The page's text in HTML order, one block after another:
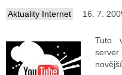
RADIA
RÁDIÍ
RÁDIÍ
Aktuality Internet 16. 7.
Tuto
server